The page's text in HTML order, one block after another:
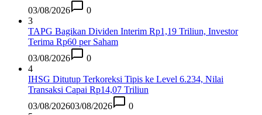
03/08/2026
0
3
TAPG Bagikan Dividen Interim Rp1,19 Triliun, Investor
Terima Rp60 per Saham
03/08/2026
0
4
IHSG Ditutup Terkoreksi Tipis ke Level 6.234, Nilai
Transaksi Capai Rp14,07 Triliun
03/08/202603/08/2026
0